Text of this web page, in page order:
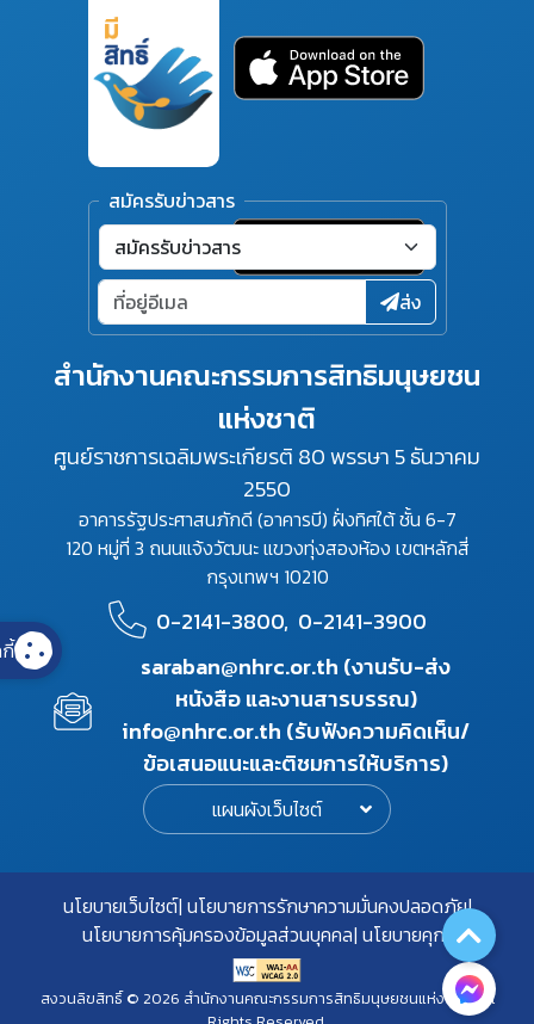
สำนักงานคณะกรรมการสิทธิมนุษยชน
แห่งชาติ
ศูนย์ราชการเฉลิมพระเกียรติ 80 พรรษา 5 ธันวาคม
2550
อาคารรัฐประศาสนภักดี (อาคารบี) ฝั่งทิศใต้ ชั้น 6-7
120 หมู่ที่ 3 ถนนแจ้งวัฒนะ แขวงทุ่งสองห้อง เขตหลักสี่
กรุงเทพฯ 10210
0-2141-3800, 0-2141-3900
saraban@nhrc.or.th (งานรับ-ส่ง
หนังสือ และงานสารบรรณ)
info@nhrc.or.th (รับฟังความคิดเห็น/
ข้อเสนอแนะและติชมการให้บริการ)
แผนผังเว็บไซต์
สมัครรับข่าวสาร
ส่ง
นโยบายเว็บไซต์ นโยบายการรักษาความมั่นคงปลอดภัย
นโยบายการคุ้มครองข้อมูลส่วนบุคคล นโยบายคุกกี้
สงวนลิขสิทธิ์ © 2026 สำนักงานคณะกรรมการสิทธิมนุษยชนแห่งชาติ. All